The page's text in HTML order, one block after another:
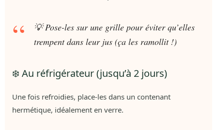
💡 Pose-les sur une grille pour éviter qu’elles
trempent dans leur jus (ça les ramollit !)
❄️ Au réfrigérateur (jusqu’à 2 jours)
Une fois refroidies, place-les dans un contenant
hermétique, idéalement en verre.